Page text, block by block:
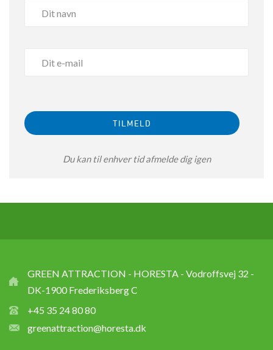
Du kan til enhver tid afmelde dig igen
GREEN ATTRACTION - HORESTA - Vodroffsvej 32 -
DK-1900 Frederiksberg C
+45 35 24 80 80
greenattraction@horesta.dk